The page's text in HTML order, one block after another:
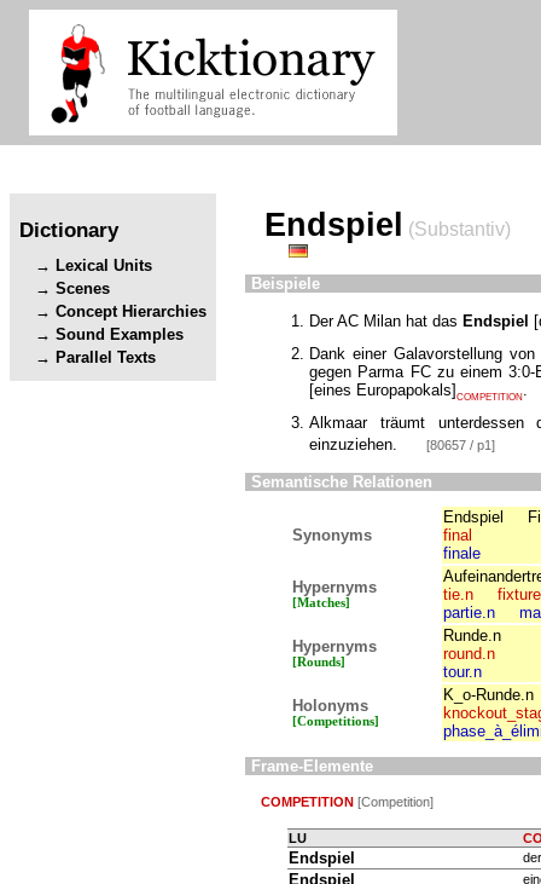
Dictionary
Lexical Units
Scenes
Concept Hierarchies
Sound Examples
Parallel Texts
Endspiel (Substantiv)
Beispiele
Der AC Milan hat das Endspiel [
Dank einer Galavorstellung
gegen Parma FC zu einem
[eines Europapokals] COMPETITION .
Alkmaar träumt
einzuziehen.
[80657 / p1]
Semantische Relationen
Synonyms
Endspiel
final
finale
Hypernyms
[Matches]
tie.n
partie.n
Hypernyms
[Rounds]
Runde.n
round.n
tour.n
Holonyms
[Competitions]
K_o-Runde.n
Frame-Elemente
COMPETITION [Competition]
LU
Endspiel
Endspiel